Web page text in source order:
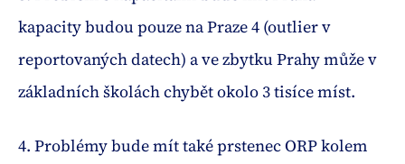
kapacity budou pouze na Praze 4 (outlier v
reportovaných datech) a ve zbytku Prahy může v
základních školách chybět okolo 3 tisíce míst.
4. Problémy bude mít také prstenec ORP kolem